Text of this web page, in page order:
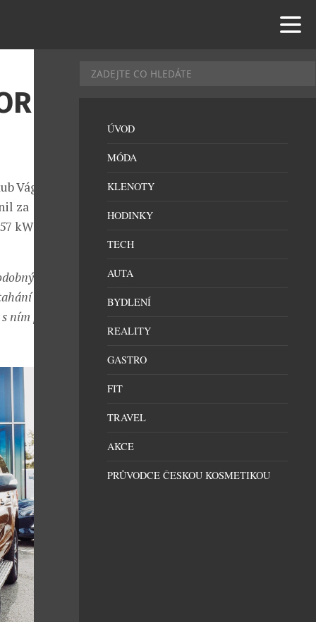
Vágner
za
kW (213
Je to
lodě a
ním plánuji
ÚVOD
MÓDA
KLENOTY
HODINKY
TECH
AUTA
BYDLENÍ
REALITY
GASTRO
FIT
TRAVEL
AKCE
PRŮVODCE ČESKOU KOSMETIKOU